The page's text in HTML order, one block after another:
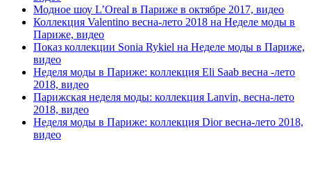
Модное шоу L’Oreal в Париже в октябре 2017, видео
Коллекция Valentino весна-лето 2018 на Неделе моды в
Париже, видео
Показ коллекции Sonia Rykiel на Неделе моды в Париже,
видео
Неделя моды в Париже: коллекция Eli Saab весна -лето
2018, видео
Парижская неделя моды: коллекция Lanvin, весна-лето
2018, видео
Неделя моды в Париже: коллекция Dior весна-лето 2018,
видео